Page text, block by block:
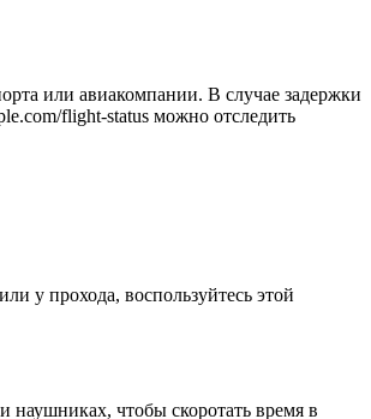
или авиакомпании. В случае задержки
flight-status можно отследить
у прохода, воспользуйтесь этой
наушниках, чтобы скоротать время в